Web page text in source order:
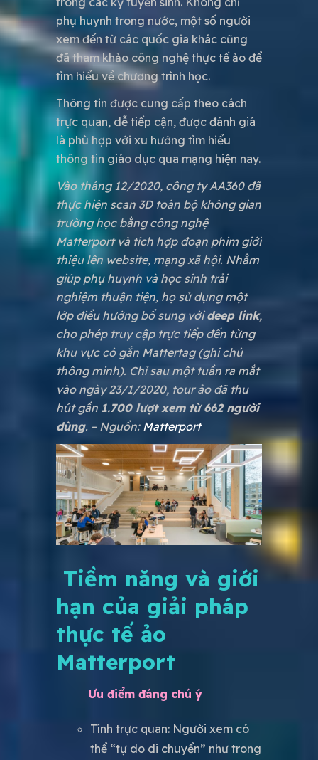
phụ huynh trong nước, một số người
xem đến từ các quốc gia khác cũng
đã tham khảo công nghệ thực tế ảo để
tìm hiểu về chương trình học.
Thông tin được cung cấp theo cách
trực quan, dễ tiếp cận, được đánh giá
là phù hợp với xu hướng tìm hiểu
thông tin giáo dục qua mạng hiện nay.
Vào tháng 12/2020, công ty AA360 đã
thực hiện scan 3D toàn bộ không gian
trường học bằng công nghệ
Matterport và tích hợp đoạn phim giới
thiệu lên website, mạng xã hội. Nhằm
giúp phụ huynh và học sinh trải
nghiệm thuận tiện, họ sử dụng một
lớp điều hướng bổ sung vớideep link,
cho phép truy cập trực tiếp đến từng
khu vực có gắn Mattertag (ghi chú
thông minh). Chỉ sau một tuần ra mắt
vào ngày 23/1/2020, tour ảo đã thu
hút gần 1.700 lượt xem từ 662 người
dùng. – Nguồn: Matterport
Tiềm năng và giới
hạn của giải pháp
thực tế ảo
Matterport
Ưu điểm đáng chú ý
Tính trực quan: Người xem có
thể “tự do di chuyển” như trong